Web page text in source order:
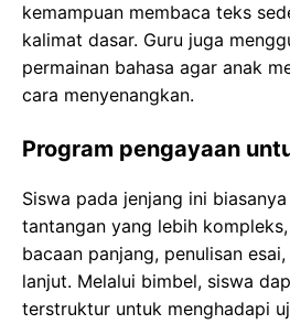
kemampuan membaca teks
kalimat dasar. Guru juga
permainan bahasa agar anak
cara menyenangkan.
Program pengayaan
Siswa pada jenjang ini
tantangan yang lebih
bacaan panjang, penulisan
lanjut. Melalui bimbel, siswa
terstruktur untuk menghadapi